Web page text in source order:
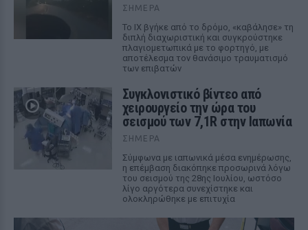
ΣΉΜΕΡΑ
Το ΙΧ βγήκε από το δρόμο, «καβάλησε» τη
διπλή διαχωριστική και συγκρούστηκε
πλαγιομετωπικά με το φορτηγό, με
αποτέλεσμα τον θανάσιμο τραυματισμό
των επιβατών
Συγκλονιστικό βίντεο από
χειρουργείο την ώρα του
σεισμού των 7,1R στην Ιαπωνία
ΣΉΜΕΡΑ
Σύμφωνα με ιαπωνικά μέσα ενημέρωσης,
η επέμβαση διακόπηκε προσωρινά λόγω
του σεισμού της 28ης Ιουλίου, ωστόσο
λίγο αργότερα συνεχίστηκε και
ολοκληρώθηκε με επιτυχία